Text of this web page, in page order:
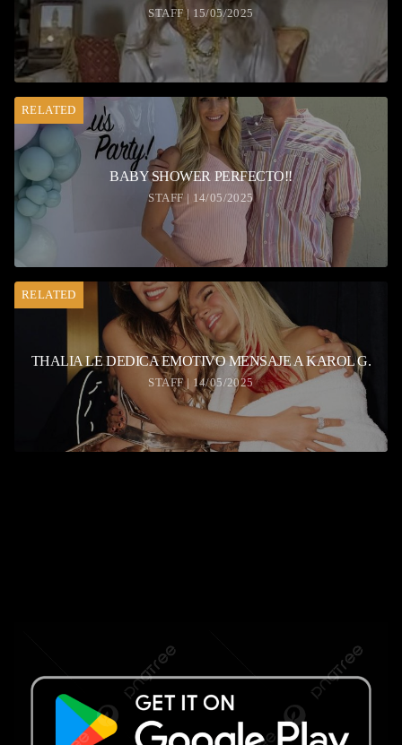
STAFF | 15/05/2025
RELATED
BABY SHOWER PERFECTO!!
STAFF | 14/05/2025
RELATED
THALIA LE DEDICA EMOTIVO MENSAJE A KAROL G.
STAFF | 14/05/2025